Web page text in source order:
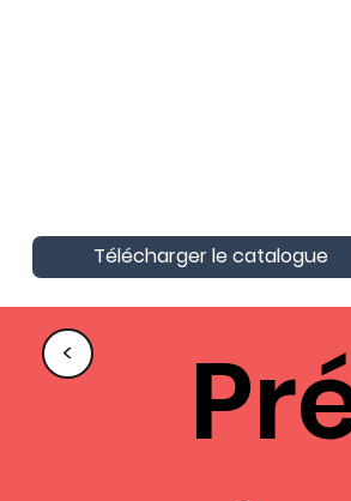
Télécharger le catalogue
<